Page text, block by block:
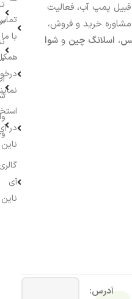
پمپ آب، فعالیت
خرید و فروش،
، اسلانگ چین و شوا
با ما
در
ناین
آی
ناین
آدرس: